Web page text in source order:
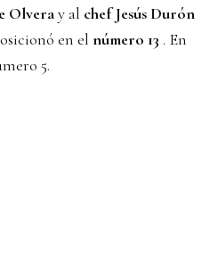
Olveray al chef Jesús Durón
en el número 13 . En
5.